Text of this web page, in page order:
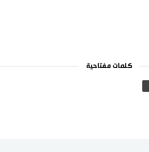
كلمات مفتاحية